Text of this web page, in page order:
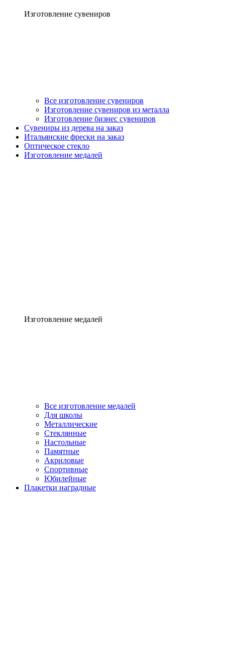
Изготовление сувениров
Все изготовление сувениров
Изготовление сувениров из металла
Изготовление бизнес сувениров
Сувениры из дерева на заказ
Итальянские фрески на заказ
Оптическое стекло
Изготовление медалей
Изготовление медалей
Все изготовление медалей
Для школы
Металлические
Стеклянные
Настольные
Памятные
Акриловые
Спортивные
Юбилейные
Плакетки наградные